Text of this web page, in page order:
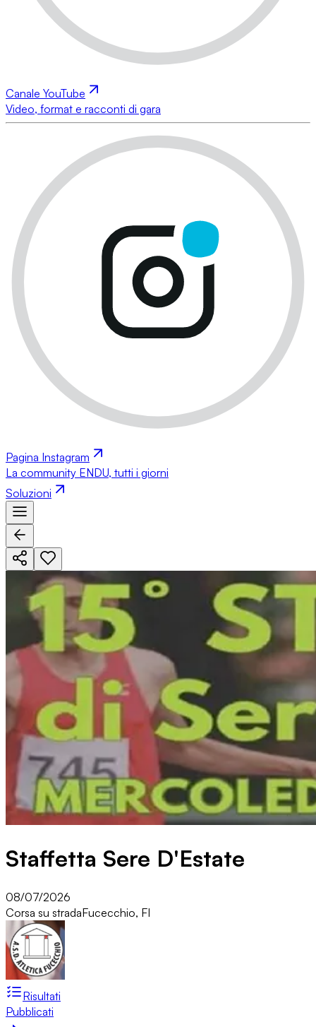
Canale YouTube
Video, format e racconti di gara
Pagina Instagram
La community ENDU, tutti i giorni
Soluzioni
Staffetta Sere D'Estate
08/07/2026
Corsa su stradaFucecchio, FI
Risultati
Pubblicati